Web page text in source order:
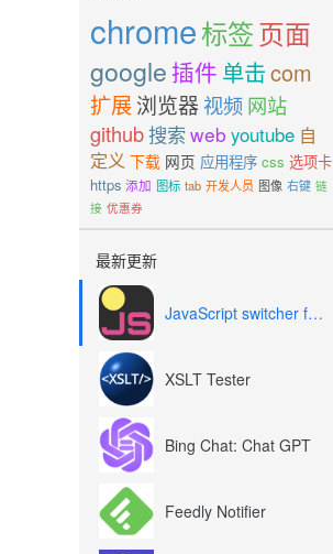
chrome标签页面
google 插件 单击com
扩展浏览器 视频网站
github搜索web youtube 自
定义 下载 网页 应用程序 css 选项卡
https 添加 图标 tab 开发人员 图像 右键 链
接 优惠券
最新更新
JavaScript switcher for SEO and development
XSLT Tester
Bing Chat: Chat GPT
Feedly Notifier